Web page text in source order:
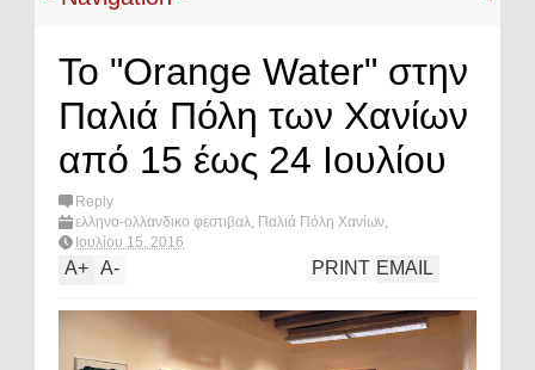
Το "Orange Water" στην
Παλιά Πόλη των Χανίων
από 15 έως 24 Ιουλίου
Reply
ελληνο-ολλανδικο φεστιβαλ, Παλιά Πόλη Χανίων,
Πολιτισμός & Διασκέδαση
Ιουλίου 15, 2016
A+ A- EMAIL
PRINT